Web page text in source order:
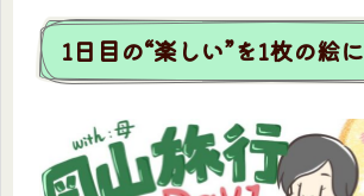
1日目の“楽しい”を1枚の絵に